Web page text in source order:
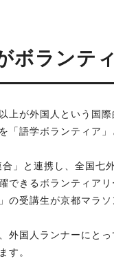
ボランテ
上が外国人という国
「語学ボランティア
」と連携し、全国七
できるボランティア
の受講生が京都マラ
外国人ランナーにと
す。